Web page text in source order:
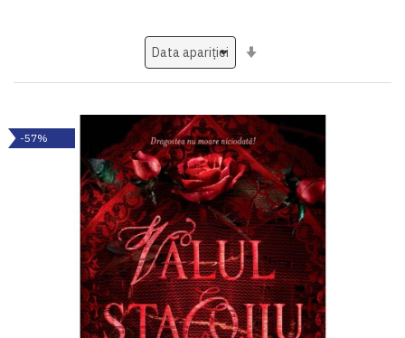
-57%